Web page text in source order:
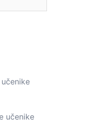
učenike